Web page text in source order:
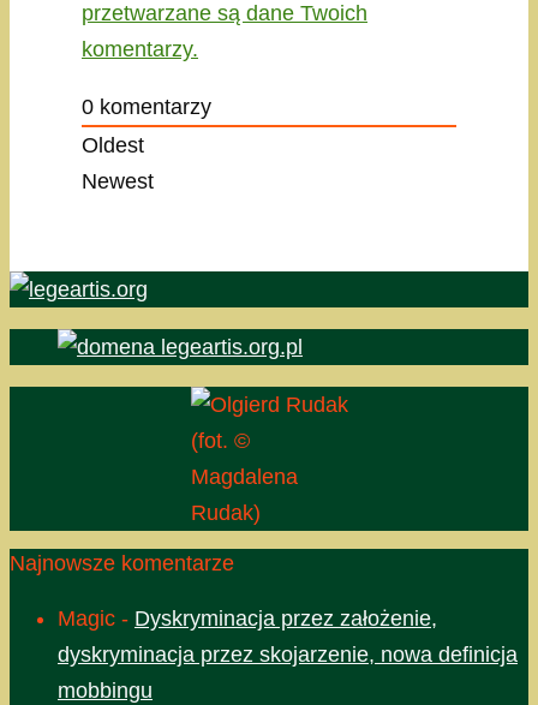
przetwarzane są dane Twoich
komentarzy.
0 komentarzy
Oldest
Newest
(fot. ©
Magdalena
Rudak)
Najnowsze komentarze
Magic - Dyskryminacja przez założenie,
dyskryminacja przez skojarzenie, nowa definicja
mobbingu